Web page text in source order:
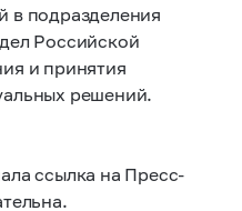
в подразделения
Российской
и принятия
решений.
ссылка на Пресс-